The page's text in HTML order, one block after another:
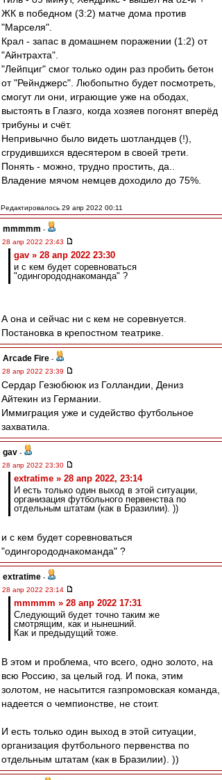
ЖК в победном (3:2) матче дома против
"Марселя".
Крал - запас в домашнем поражении (1:2) от
"Айнтрахта".
"Лейпциг" смог только один раз пробить бетон
от "Рейнджерс". Любопытно будет посмотреть,
смогут ли они, играющие уже на ободах,
выстоять в Глазго, когда хозяев погонят вперёд
трибуны и счёт.
Непривычно было видеть шотландцев (!),
сгрудившихся вдесятером в своей трети.
Понять - можно, трудно простить, да..
Владение мячом немцев доходило до 75%.
Редактировалось 29 апр 2022 00:11
mmmmm -
28 апр 2022 23:43
gav » 28 апр 2022 23:30
и с кем будет соревноваться
"одингорододнакоманда" ?
А она и сейчас ни с кем не соревнуется.
Постановка в крепостном театрике.
Arcade Fire -
28 апр 2022 23:39
Сердар Гезюбююк из Голландии, Дениз
Айтекин из Германии.
Иммиграция уже и судейство футбольное
захватила.
gav -
28 апр 2022 23:30
extratime » 28 апр 2022, 23:14
И есть только один выход в этой ситуации,
организация футбольного первенства по
отдельным штатам (как в Бразилии). ))
и с кем будет соревноваться
"одингорододнакоманда" ?
extratime -
28 апр 2022 23:14
mmmmm » 28 апр 2022 17:31
Следующий будет точно таким же
смотрящим, как и нынешний.
Как и предыдущий тоже.
В этом и проблема, что всего, одно золото, на
всю Россию, за целый год. И пока, этим
золотом, не насытится газпромовская команда,
надеется о чемпионстве, не стоит.
И есть только один выход в этой ситуации,
организация футбольного первенства по
отдельным штатам (как в Бразилии). ))